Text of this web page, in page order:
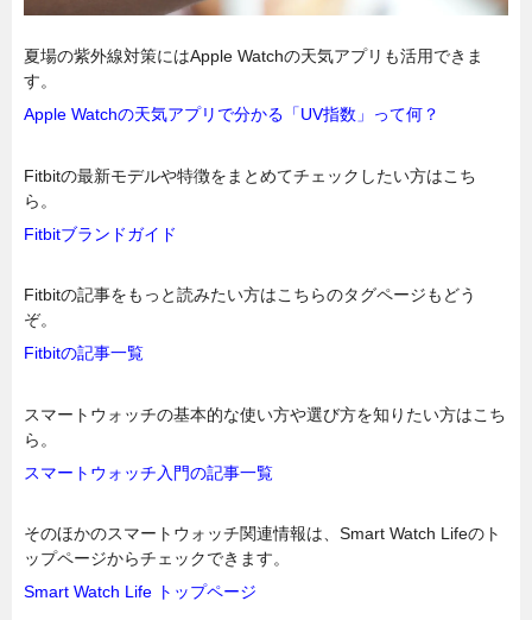
夏場の紫外線対策にはApple Watchの天気アプリも活用できま
す。
Apple Watchの天気アプリで分かる「UV指数」って何？
Fitbitの最新モデルや特徴をまとめてチェックしたい方はこち
ら。
Fitbitブランドガイド
Fitbitの記事をもっと読みたい方はこちらのタグページもどう
ぞ。
Fitbitの記事一覧
スマートウォッチの基本的な使い方や選び方を知りたい方はこち
ら。
スマートウォッチ入門の記事一覧
そのほかのスマートウォッチ関連情報は、Smart Watch Lifeのト
ップページからチェックできます。
Smart Watch Life トップページ